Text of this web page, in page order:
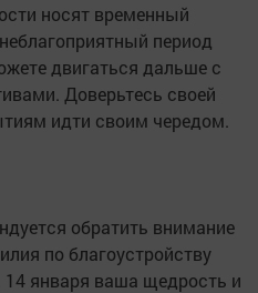
носят временный
период
двигаться дальше с
Доверьтесь своей
идти своим чередом.
обратить внимание
по благоустройству
января ваша щедрость и